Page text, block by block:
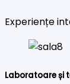
Experiențe
Laboratoare și